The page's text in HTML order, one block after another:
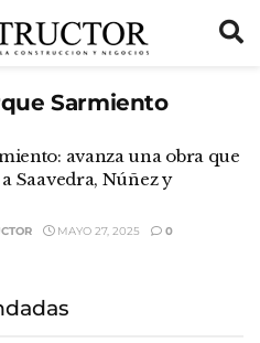
Sarmiento
avanza una obra que
Saavedra, Núñez y
MAYO 27, 2025 0